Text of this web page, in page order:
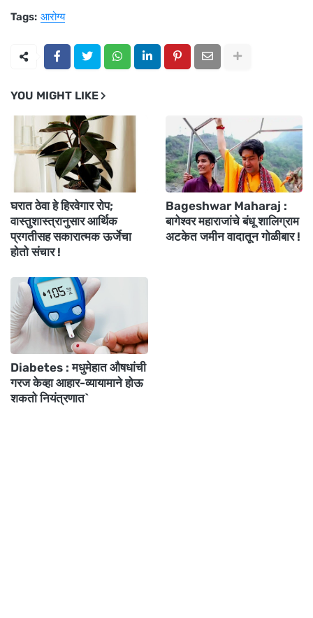
Tags: आरोग्य
YOU MIGHT LIKE
घरात ठेवा हे हिरवेगार रोप;
वास्तुशास्त्रानुसार आर्थिक
प्रगतीसह सकारात्मक ऊर्जेचा
होतो संचार !
Bageshwar Maharaj :
बागेश्वर महाराजांचे बंधू शालिग्राम
अटकेत जमीन वादातून गोळीबार !
Diabetes : मधुमेहात औषधांची
गरज केव्हा आहार-व्यायामाने होऊ
शकतो नियंत्रणात`